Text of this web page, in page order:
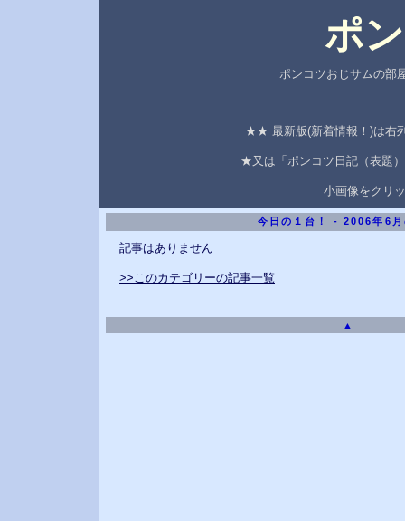
ポ
ポンコツおじサムの部
★★ 最新版(新着情報！)は右
★又は「ポンコツ日記（表題
小画像をクリ
今日の１台！ - 2006年6月
記事はありません
>>このカテゴリーの記事一覧
▲